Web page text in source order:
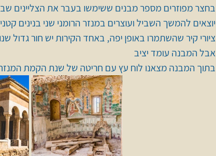
בחצר מפוזרים מספר מבנים ששימשו בעבר את הצליינים
יוצאים להמשך השביל ועוצרים במנזר הרומני שני בנינים
ציורי קיר שהשתמרו באופן יפה, באחד הקירות יש חור גדול
אבל המבנה עומד יציב
בתוך המבנה מצאנו לוח עץ עם חריטה של שנת הקמת המנזר